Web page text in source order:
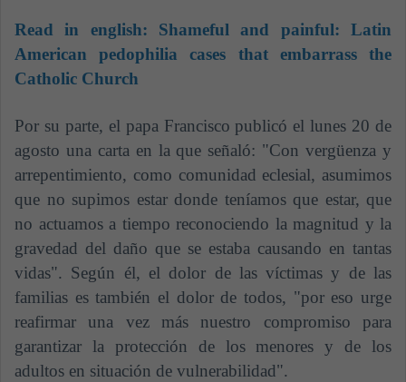
Read in english: Shameful and painful: Latin
American pedophilia cases that embarrass the
Catholic Church
Por su parte, el papa Francisco publicó el lunes 20 de
agosto una carta en la que señaló: "Con vergüenza y
arrepentimiento, como comunidad eclesial, asumimos
que no supimos estar donde teníamos que estar, que
no actuamos a tiempo reconociendo la magnitud y la
gravedad del daño que se estaba causando en tantas
vidas". Según él, el dolor de las víctimas y de las
familias es también el dolor de todos, "por eso urge
reafirmar una vez más nuestro compromiso para
garantizar la protección de los menores y de los
adultos en situación de vulnerabilidad".